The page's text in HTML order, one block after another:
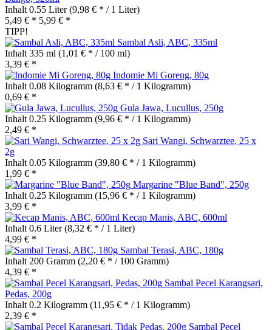
Inhalt 0.55 Liter(9,98 € * / 1 Liter)
5,49 € * 5,99 € *
TIPP!
Sambal Asli, ABC, 335ml
Inhalt 335 ml (1,01 € * / 100 ml)
3,39 € *
Indomie Mi Goreng, 80g
Inhalt 0.08 Kilogramm (8,63 € * / 1 Kilogramm)
0,69 € *
Gula Jawa, Lucullus, 250g
Inhalt 0.25 Kilogramm (9,96 € * / 1 Kilogramm)
2,49 € *
Sari Wangi, Schwarztee, 25 x
2g
Inhalt 0.05 Kilogramm (39,80 € * / 1 Kilogramm)
1,99 € *
Margarine "Blue Band", 250g
Inhalt 0.25 Kilogramm (15,96 € * / 1 Kilogramm)
3,99 € *
Kecap Manis, ABC, 600ml
Inhalt 0.6 Liter(8,32 € * / 1 Liter)
4,99 € *
Sambal Terasi, ABC, 180g
Inhalt 200 Gramm (2,20 € * / 100 Gramm)
4,39 € *
Sambal Pecel Karangsari,
Pedas, 200g
Inhalt 0.2 Kilogramm (11,95 € * / 1 Kilogramm)
2,39 € *
Sambal Pecel